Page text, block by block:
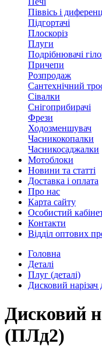
Піввісь і
Підгортачі
Плоскоріз
Плуги
Подрібнювачі
Причепи
Розпродаж
Сантехнічний
Сівалки
Снігоприбирачі
Фрези
Ходозменшувач
Часникокопалки
Часникосаджалки
Мотоблоки
Новини та статті
Доставка і оплата
Про нас
Карта сайту
Особистий
Контакти
Відділ оптових
Головна
Деталі
Плуг (деталі)
Дисковий
Дисковий
(ПЛд2)